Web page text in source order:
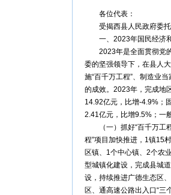
各位代表：
受揭西县人民政府委托
一、2023年国民经济和
2023年是全面贯彻党的
委的坚强领导下，在县人
施“百千万工程”、制造业
的成效。2023年，完成地
14.92亿元，比增-4.9%；
2.41亿元，比增9.5%；一
（一）抓好“百千万工程
程”项目加快推进，1镇15
区镇、1个中心镇、2个农
型城镇化建设，完成县城
设，持续推进广德生态区
区、通高速公路出入口“三